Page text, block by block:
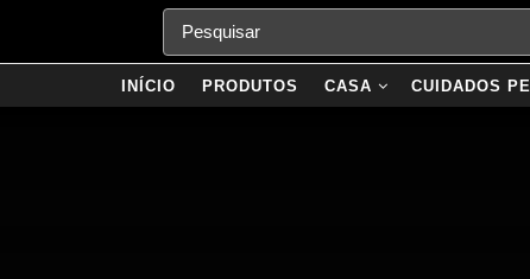
INÍCIO PRODUTOS CASA CUIDADOS